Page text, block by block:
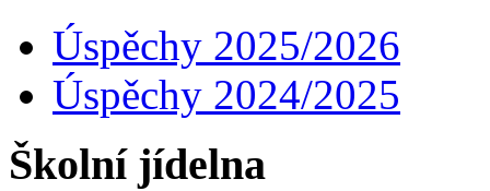
Úspěchy 2025/2026
Úspěchy 2024/2025
Školní jídelna